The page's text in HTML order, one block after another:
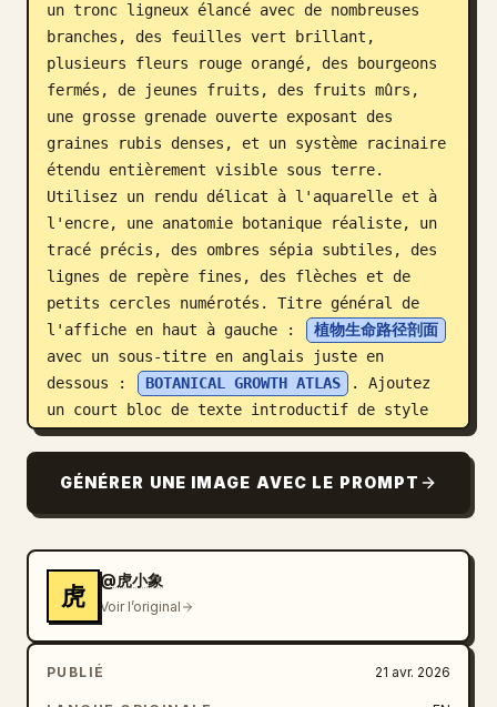
un tronc ligneux élancé avec de nombreuses
branches, des feuilles vert brillant,
plusieurs fleurs rouge orangé, des bourgeons
fermés, de jeunes fruits, des fruits mûrs,
une grosse grenade ouverte exposant des
graines rubis denses, et un système racinaire
étendu entièrement visible sous terre.
Utilisez un rendu délicat à l'aquarelle et à
l'encre, une anatomie botanique réaliste, un
tracé précis, des ombres sépia subtiles, des
lignes de repère fines, des flèches et de
petits cercles numérotés. Titre général de
l'affiche en haut à gauche :
植物生命路径剖面
avec un sous-titre en anglais juste en
dessous :
BOTANICAL GROWTH ATLAS
. Ajoutez
un court bloc de texte introductif de style
bilingue sous le titre. La composition est
la plante occupant le centre et des
diagrammes explicatifs l'entourant.
Incluez exactement 8 sections éducatives
numérotées autour de la plante, chacune avec
un titre en chinois visible et une traduction
anglaise plus petite, disposées dans le style
d'un atlas :
1. Seed Architecture (Architecture des
GÉNÉRER UNE IMAGE AVEC LE PROMPT
虎
@虎小象
Voir l’original
PUBLIÉ 21 avr. 2026